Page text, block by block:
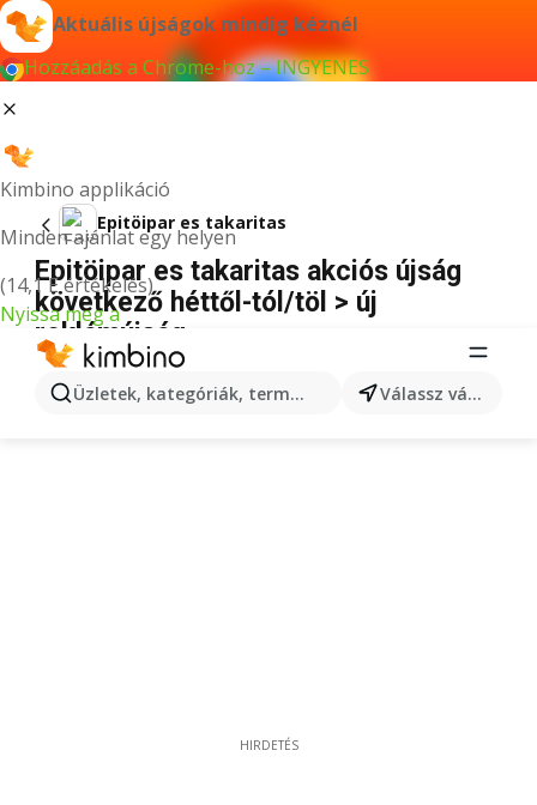
Aktuális újságok mindig kéznél
Hozzáadás a Chrome-hoz – INGYENES
Kimbino applikáció
Minden ajánlat egy helyen
(14,1 E értékelés)
Nyissa meg a
Üzletek, kategóriák, termékek keresése... Válassz várost
Epitöipar es takaritas
Epitöipar es takaritas akciós újság
következő héttől-tól/töl > új
reklámújság
HIRDETÉS